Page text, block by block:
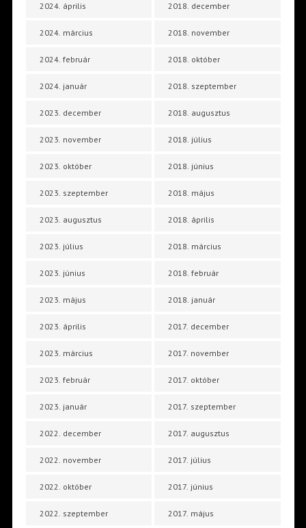
2024. április
2024. március
2024. február
2024. január
2023. december
2023. november
2023. október
2023. szeptember
2023. augusztus
2023. július
2023. június
2023. május
2023. április
2023. március
2023. február
2023. január
2022. december
2022. november
2022. október
2022. szeptember
2018. december
2018. november
2018. október
2018. szeptember
2018. augusztus
2018. július
2018. június
2018. május
2018. április
2018. március
2018. február
2018. január
2017. december
2017. november
2017. október
2017. szeptember
2017. augusztus
2017. július
2017. június
2017. május